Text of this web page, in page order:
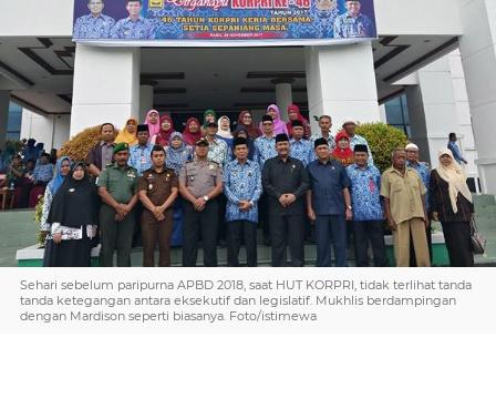
Sehari sebelum paripurna APBD 2018, saat HUT KORPRI, tidak terlihat tanda
tanda ketegangan antara eksekutif dan legislatif. Mukhlis berdampingan
dengan Mardison seperti biasanya. Foto/istimewa